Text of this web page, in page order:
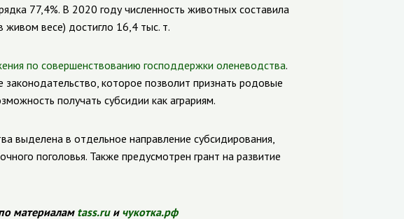
77,4%. В 2020 году численность животных составила
весе) достигло 16,4 тыс. т.
по совершенствованию господдержки оленеводства.
которое позволит признать родовые
получать субсидии как аграриям.
выделена в отдельное направление субсидирования,
поголовья. Также предусмотрен грант на развитие
материалам tass.ruи чукотка.рф